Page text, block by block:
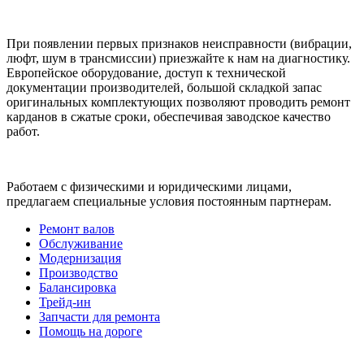
При появлении первых признаков неисправности (вибрации,
люфт, шум в трансмиссии) приезжайте к нам на диагностику.
Европейское оборудование, доступ к технической
документации производителей, большой складкой запас
оригинальных комплектующих позволяют проводить ремонт
карданов в сжатые сроки, обеспечивая заводское качество
работ.
Работаем с физическими и юридическими лицами,
предлагаем специальные условия постоянным партнерам.
Ремонт валов
Обслуживание
Модернизация
Производство
Балансировка
Трейд-ин
Запчасти для ремонта
Помощь на дороге